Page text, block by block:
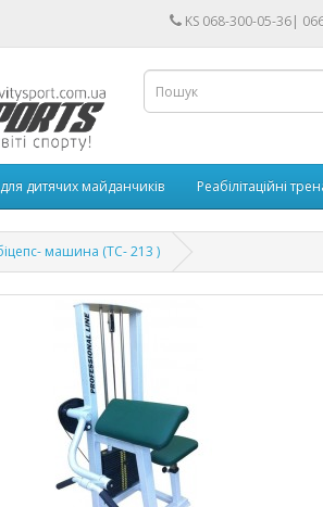
KS 068-300-05-36|
дитячих майданчиків Реабілітаційні
машина (ТС- 213 )